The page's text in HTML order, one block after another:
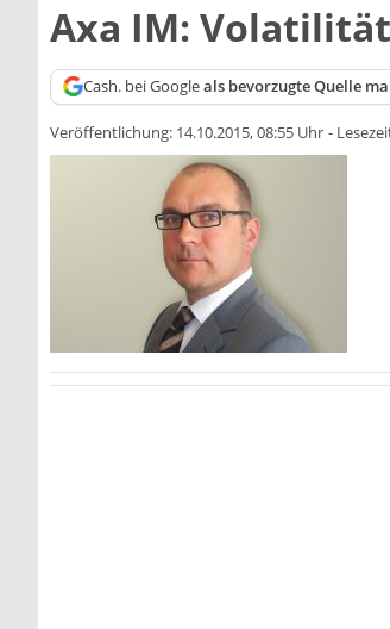
Axa IM:
Cash. bei Googleals bevorzugte Quelle
Veröffentlichung: 14.10.2015, 08:55 Uhr -